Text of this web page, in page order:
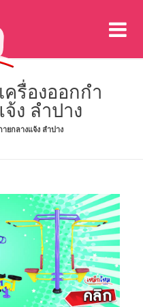
ครื่องออกกํา
ง ลำปาง
ยกลางแจ้ง ลำปาง